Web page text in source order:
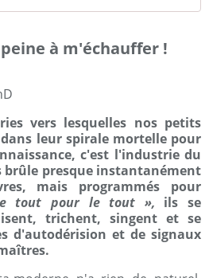
à m'échauffer !
vers lesquelles nos petits
leur spirale mortelle pour
c'est l'industrie du
brûle presque instantanément
mais programmés pour
tout pour le tout », ils se
trichent, singent et se
d'autodérision et de signaux